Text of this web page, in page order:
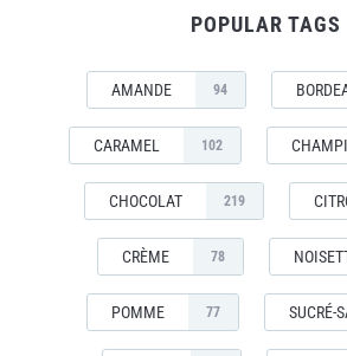
POPULAR TAGS
AMANDE 94
CARAMEL 102
CHOCOLAT 219
CRÈME 78
POMME 77 SUCRÉ-